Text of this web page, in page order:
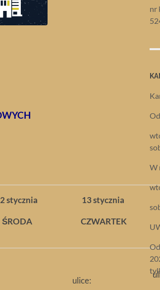
stycznia
ŚRODA
13 stycznia
CZWARTEK
ulice:
nr
W